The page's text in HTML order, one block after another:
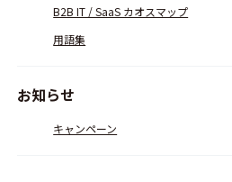
B2B IT / SaaS カオスマップ
用語集
お知らせ
キャンペーン